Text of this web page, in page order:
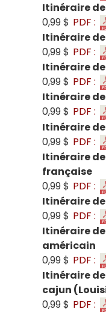
Itinéraire
0,99 $ PDF :
Itinéraire
0,99 $ PDF :
Itinéraire
0,99 $ PDF :
Itinéraire
0,99 $ PDF :
Itinéraire
0,99 $ PDF :
Itinéraire
française
0,99 $ PDF :
Itinéraire
0,99 $ PDF :
Itinéraire
américain
0,99 $ PDF :
Itinéraire
cajun
0,99 $ PDF :